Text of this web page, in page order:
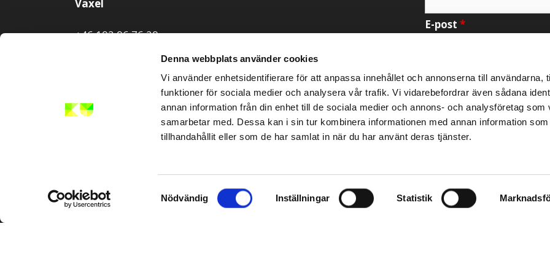
Denna webbplats använder cookies
Vi använder enhetsidentifierare för att anpassa innehållet och annonserna till användarna,
funktioner för sociala medier och analysera vår trafik. Vi vidarebefordrar även sådana
annan information från din enhet till de sociala medier och annons- och analysföretag som
samarbetar med. Dessa kan i sin tur kombinera informationen med annan information
tillhandahållit eller som de har samlat in när du har använt deras tjänster.
Samtyckesval
Nödvändig Inställningar Statistik
Växel
+46 102 06 76 20
info@kompetensutveckla.se
E-post *
Meddelande*